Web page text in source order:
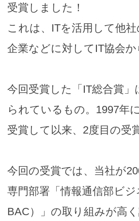
受賞しました！
これは、ITを活用して他
企業などに対してIT協会
今回受賞した「IT総合賞
られているもの。1997年
受賞して以来、2度目の受
今回の受賞では、当社が
専門部署「情報通信部ビ
BAC）」の取り組みが高